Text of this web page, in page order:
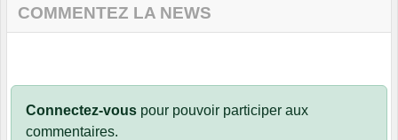
COMMENTEZ LA NEWS
Connectez-vous pour pouvoir participer aux
commentaires.